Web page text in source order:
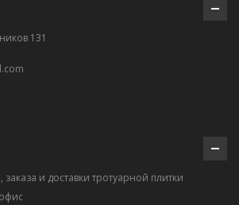
131
и доставки тротуарной плитки